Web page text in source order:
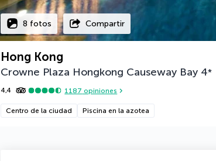
8 fotos Compartir
Hong Kong
Crowne Plaza Hongkong Causeway Bay 4*
4,4 1187 opiniones
Centro de la ciudad Piscina en la azotea